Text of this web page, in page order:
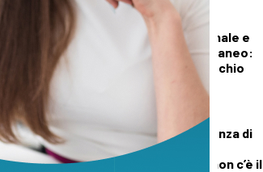
DEMOGRAFICA
Pillola, anello vaginale e
impianto sottocutaneo:
l’allerta Aifa sul rischio
Culle vuote e assenza di
medici: muore una
neonata perché “non c’è il